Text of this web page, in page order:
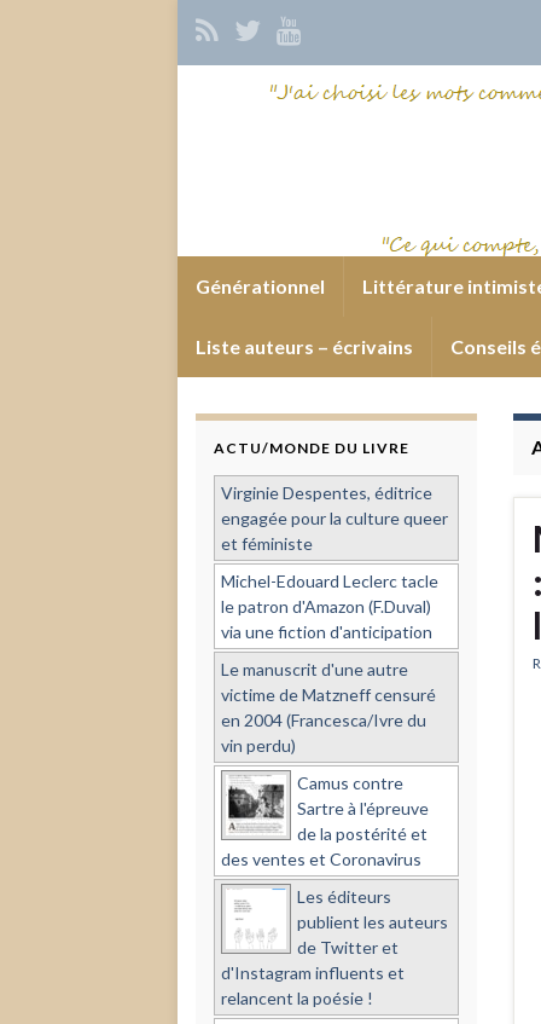
Générationnel Littérature
Liste auteurs – écrivains Conseils
ACTU/MONDE DU LIVRE
Virginie Despentes, éditrice
engagée pour la culture queer
et féministe
Michel-Edouard Leclerc tacle
le patron d'Amazon (F.Duval)
via une fiction d'anticipation
Le manuscrit d'une autre
victime de Matzneff censuré
en 2004 (Francesca/Ivre du
vin perdu)
Camus contre
Sartre à l'épreuve
de la postérité et
des ventes et Coronavirus
Les éditeurs
publient les auteurs
de Twitter et
d'Instagram influents et
relancent la poésie !